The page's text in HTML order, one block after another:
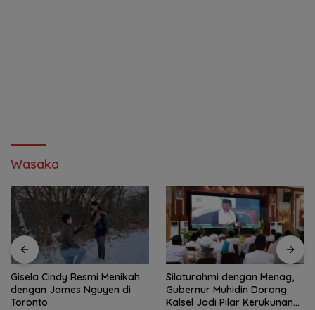
Wasaka
Gisela Cindy Resmi Menikah
dengan James Nguyen di
Toronto
Silaturahmi dengan Menag,
Gubernur Muhidin Dorong
Kalsel Jadi Pilar Kerukunan